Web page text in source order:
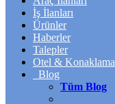
İş İlanları
Ürünler
Haberler
Talepler
Otel & Konaklama
Blog
Tüm Blog